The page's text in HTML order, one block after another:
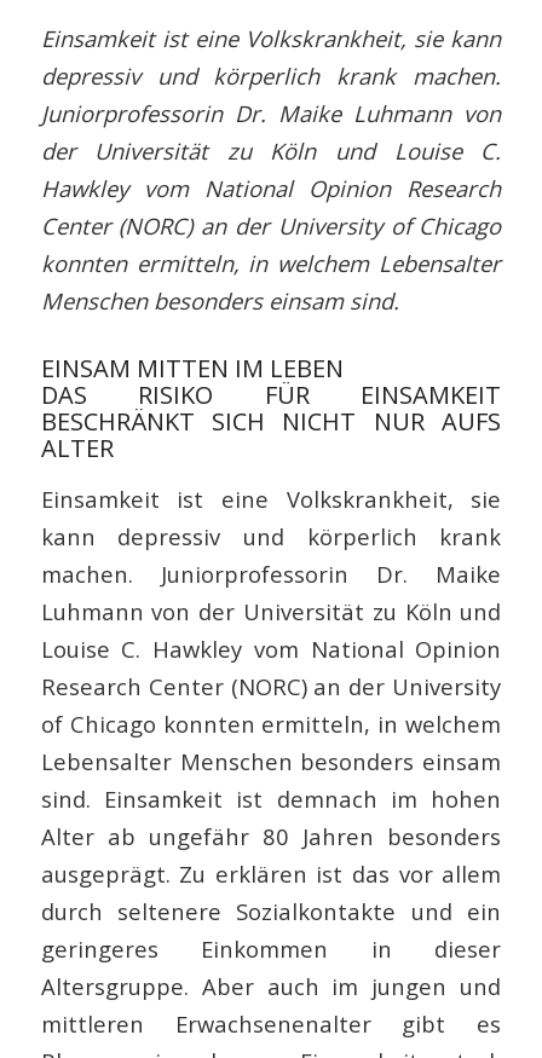
Einsamkeit ist eine Volkskrankheit, sie kann
depressiv und körperlich krank machen.
Juniorprofessorin Dr. Maike Luhmann von
der Universität zu Köln und Louise C.
Hawkley vom National Opinion Research
Center (NORC) an der University of Chicago
konnten ermitteln, in welchem Lebensalter
Menschen besonders einsam sind.
EINSAM MITTEN IM LEBEN
DAS RISIKO FÜR EINSAMKEIT
BESCHRÄNKT SICH NICHT NUR AUFS
ALTER
Einsamkeit ist eine Volkskrankheit, sie
kann depressiv und körperlich krank
machen. Juniorprofessorin Dr. Maike
Luhmann von der Universität zu Köln und
Louise C. Hawkley vom National Opinion
Research Center (NORC) an der University
of Chicago konnten ermitteln, in welchem
Lebensalter Menschen besonders einsam
sind. Einsamkeit ist demnach im hohen
Alter ab ungefähr 80 Jahren besonders
ausgeprägt. Zu erklären ist das vor allem
durch seltenere Sozialkontakte und ein
geringeres Einkommen in dieser
Altersgruppe. Aber auch im jungen und
mittleren Erwachsenenalter gibt es